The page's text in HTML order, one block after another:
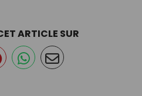
ARTICLE SUR